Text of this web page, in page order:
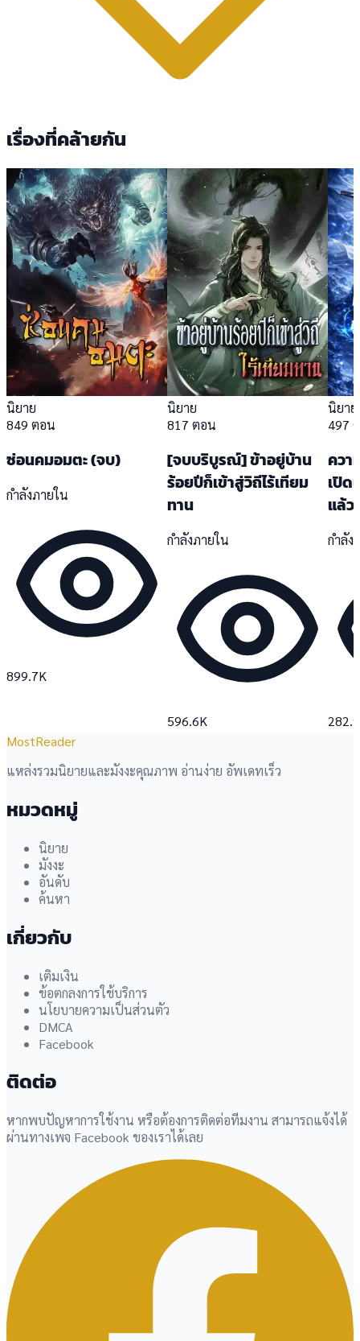
เรื่องที่คล้ายกัน
นิยาย
849 ตอน
ซ่อนคมอมตะ (จบ)
กำลังภายใน
899.7K
นิยาย
817 ตอน
[จบบริบูรณ์] ข้าอยู่บ้าน
ร้อยปีก็เข้าสู่วิถีไร้เทียม
ทาน
กำลังภายใน
596.6K
นิยาย
497
ควา
เปิด
แล้ว)
กำลัง
MostReader
แหล่งรวมนิยายและมังงะคุณภาพ อ่านง่าย อัพเดทเร็ว
หมวดหมู่
นิยาย
มังงะ
อันดับ
ค้นหา
เกี่ยวกับ
เติมเงิน
ข้อตกลงการใช้บริการ
นโยบายความเป็นส่วนตัว
DMCA
Facebook
ติดต่อ
หากพบปัญหาการใช้งาน หรือต้องการติดต่อทีมงาน สามารถแจ้งได้
ผ่านทางเพจ Facebook ของเราได้เลย